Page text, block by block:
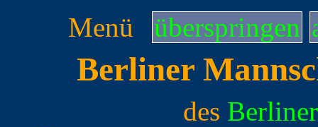
Menü überspringen
Berliner
des